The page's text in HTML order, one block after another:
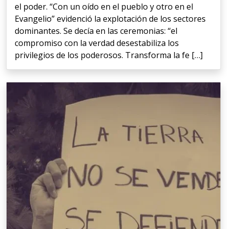
el poder. “Con un oído en el pueblo y otro en el
Evangelio” evidenció la explotación de los sectores
dominantes. Se decía en las ceremonias: “el
compromiso con la verdad desestabiliza los
privilegios de los poderosos. Transforma la fe […]